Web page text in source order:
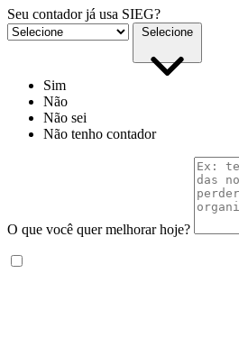
Seu contador já usa SIEG?
Selecione
Sim
Não
Não sei
Não tenho contador
O que você quer melhorar hoje?